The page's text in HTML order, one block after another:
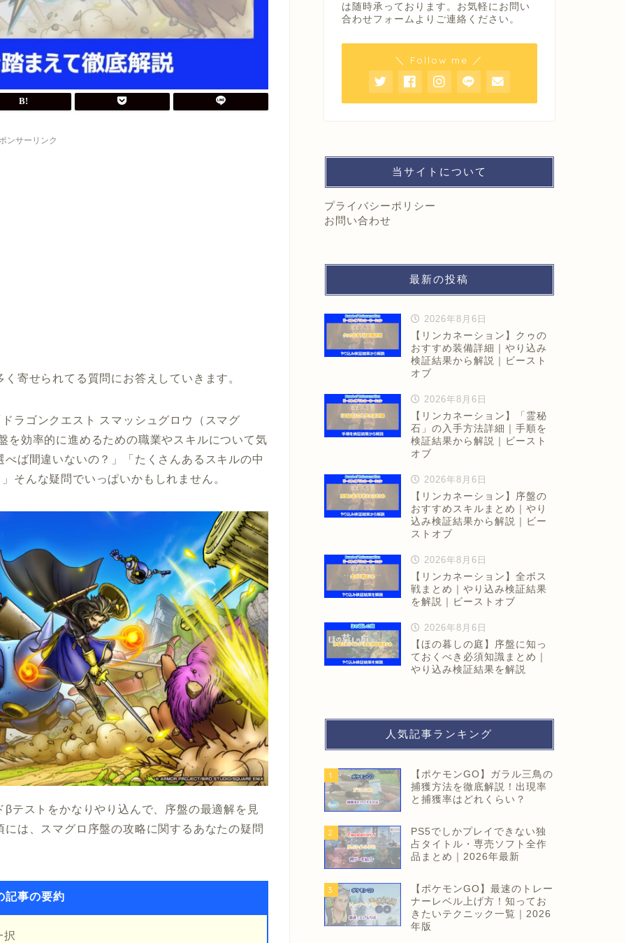
ンサーリンク
寄せられてる質問にお答えしていきます。
ラゴンクエスト スマッシュグロウ（スマグ
を効率的に進めるための職業やスキルについて気
ば間違いないの？」「たくさんあるスキルの中
そんな疑問でいっぱいかもしれません。
テストをかなりやり込んで、序盤の最適解を見
は、スマグロ序盤の攻略に関するあなたの疑問
記事の要約
択
は随時承っております。お気軽にお問い
合わせフォームよりご連絡ください。
＼ Follow me ／
当サイトについて
プライバシーポリシー
お問い合わせ
最新の投稿
2026年8月6日
【リンカネーション】クゥの
おすすめ装備詳細｜やり込み
検証結果から解説｜ビースト
オブ
2026年8月6日
【リンカネーション】「霊秘
石」の入手方法詳細｜手順を
検証結果から解説｜ビースト
オブ
2026年8月6日
【リンカネーション】序盤の
おすすめスキルまとめ｜やり
込み検証結果から解説｜ビー
ストオブ
2026年8月6日
【リンカネーション】全ボス
戦まとめ｜やり込み検証結果
を解説｜ビーストオブ
2026年8月6日
【ほの暮しの庭】序盤に知っ
ておくべき必須知識まとめ｜
やり込み検証結果を解説
人気記事ランキング
1
【ポケモンGO】ガラル三鳥の
捕獲方法を徹底解説！出現率
と捕獲率はどれくらい？
2
PS5でしかプレイできない独
占タイトル・専売ソフト全作
品まとめ｜2026年最新
3
【ポケモンGO】最速のトレー
ナーレベル上げ方！知ってお
きたいテクニック一覧｜2026
年版